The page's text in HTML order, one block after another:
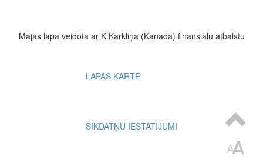
Mājas lapa veidota ar K.Kārkliņa (Kanāda) finansiālu atbalstu
Footer
LAPAS KARTE
SĪKDATŅU IESTATĪJUMI